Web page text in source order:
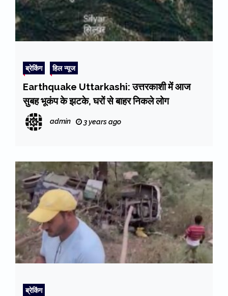
ब्रेकिंग हिल न्यूज
Earthquake Uttarkashi: उत्तरकाशी में आज
सुबह भूकंप के झटके, घरों से बाहर निकले लोग
admin 3 years ago
ब्रेकिंग